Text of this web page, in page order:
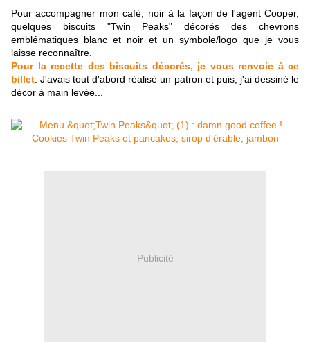
Pour accompagner mon café, noir à la façon de l'agent Cooper,
quelques biscuits "Twin Peaks" décorés des chevrons
emblématiques blanc et noir et un symbole/logo que je vous
laisse reconnaître.
Pour la recette des biscuits décorés, je vous renvoie à ce
billet . J'avais tout d'abord réalisé un patron et puis, j'ai dessiné le
décor à main levée...
Publicité